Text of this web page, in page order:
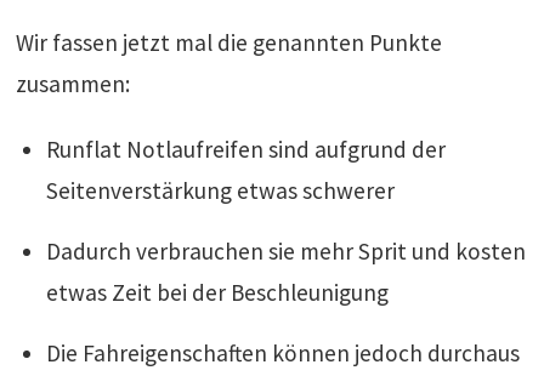
Wir fassen jetzt mal die genannten Punkte
zusammen:
Runflat Notlaufreifen sind aufgrund der
Seitenverstärkung etwas schwerer
Dadurch verbrauchen sie mehr Sprit und kosten
etwas Zeit bei der Beschleunigung
Die Fahreigenschaften können jedoch durchaus